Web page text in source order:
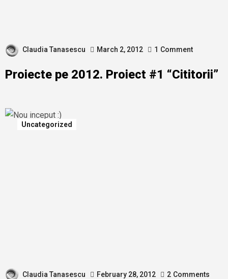
Claudia Tanasescu March 2, 2012 1 Comment
Proiecte pe 2012. Proiect #1 “Cititorii”
Uncategorized
Claudia Tanasescu February 28, 2012 2 Comments